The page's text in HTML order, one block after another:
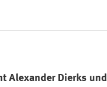
Alexander Dierks und